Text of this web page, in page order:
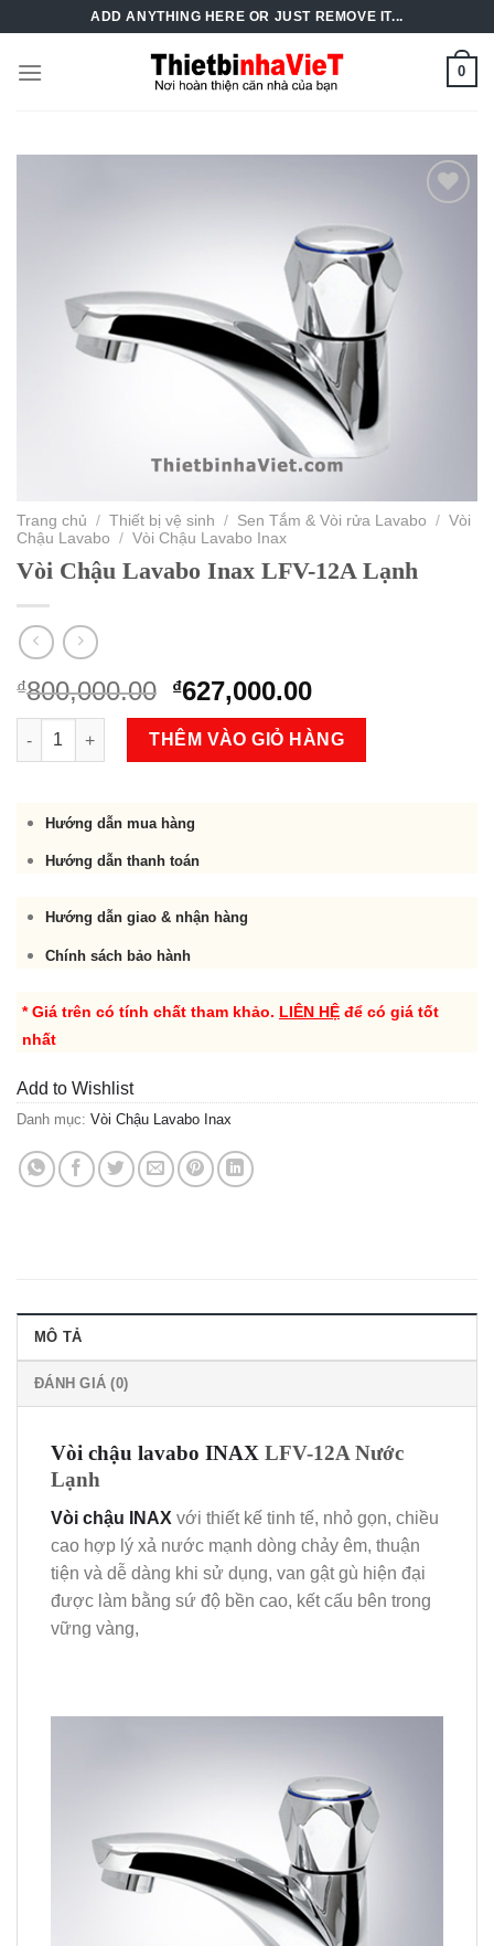
content
ADD ANYTHING HERE OR JUST REMOVE IT...
0
Trang chủ / Thiết bị vệ sinh / Sen Tắm & Vòi rửa Lavabo / Vòi
Chậu Lavabo
/ Vòi Chậu Lavabo Inax
Vòi Chậu Lavabo Inax LFV-12A Lạnh
₫800,000.00 Original
price
was:
₫800,000.00.
₫627,000.00Current
price
is:
₫627,000.00.
Vòi Chậu Lavabo Inax LFV-12A Lạnh số lượng
THÊM VÀO GIỎ HÀNG
Hướng dẫn mua hàng
Hướng dẫn thanh toán
Hướng dẫn giao & nhận hàng
Chính sách bảo hành
* Giá trên có tính chất tham khảo. LIÊN HỆ để có giá tốt
nhất
Add to Wishlist
Danh mục: Vòi Chậu Lavabo Inax
MÔ TẢ
ĐÁNH GIÁ (0)
Vòi chậu lavabo INAX LFV-12A Nước
Lạnh
Vòi chậu INAX với thiết kế tinh tế, nhỏ gọn, chiều
cao hợp lý xả nước mạnh dòng chảy êm, thuận
tiện và dễ dàng khi sử dụng, van gật gù hiện đại
được làm bằng sứ độ bền cao, kết cấu bên trong
vững vàng,